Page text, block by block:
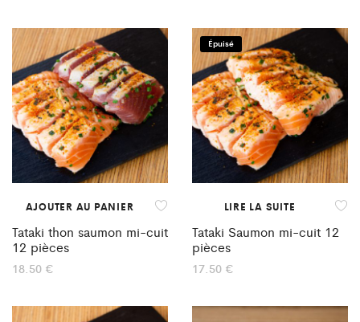
AJOUTER AU PANIER
Tataki thon saumon mi-cuit
12 pièces
18.50 €
Épuisé
LIRE LA SUITE
Tataki Saumon mi-cuit 12
pièces
17.50 €